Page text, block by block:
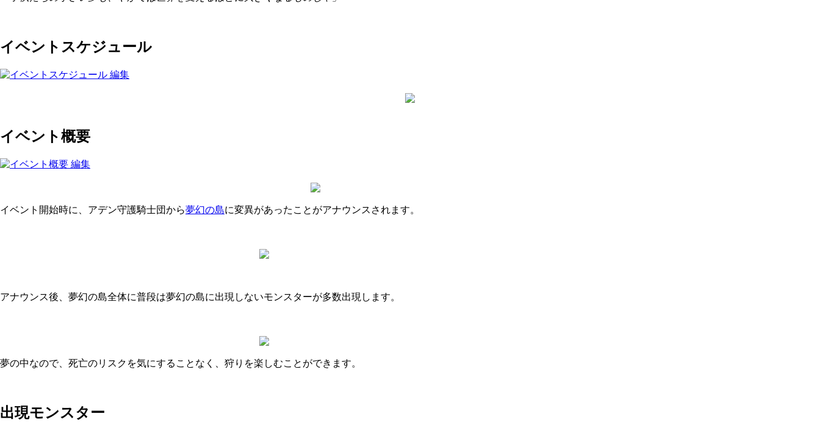
イベントスケジュール
イベント概要
イベント開始時に、アデン守護騎士団から夢幻の島に変異があったことがアナウンスされます。
アナウンス後、夢幻の島全体に普段は夢幻の島に出現しないモンスターが多数出現します。
夢の中なので、死亡のリスクを気にすることなく、狩りを楽しむことができます。
出現モンスター